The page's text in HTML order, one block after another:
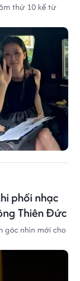
thứ 10 kể từ
phối nhạc
Thiên Đức
góc nhìn mới cho